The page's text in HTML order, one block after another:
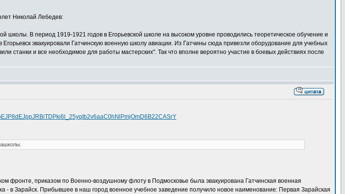
Николай Лебедев:
школы. В период 1919-1921 годов в Егорьевской школе на высоком уровне проводились теоретическое обучение и
эвакуировали Гатчинскую военную школу авиации. Из Гатчины сюда привезли оборудование для учебных
станки и все необходимое для работы мастерских". Так что вполне вероятно участие в боевых действиях после
фронте, приказом по Военно-воздушному флоту в Подмосковье была эвакуирована Гатчинская военная
- в Зарайск. Прибывшее в наш город военное учебное заведение получило новое наименование: Первая Зарайская